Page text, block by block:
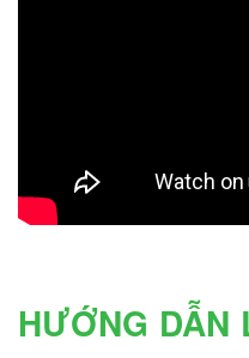
HƯỚNG DẪN